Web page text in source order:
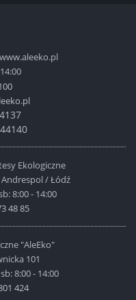
Ekologiczne
Andrespol / Łódź
8:00 - 14:00
48 85
"AleEko"
101
8:00 - 14:00
424